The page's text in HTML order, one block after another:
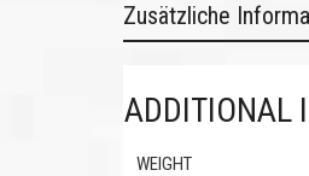
Zusätzliche
ADDITIONAL
WEIGHT